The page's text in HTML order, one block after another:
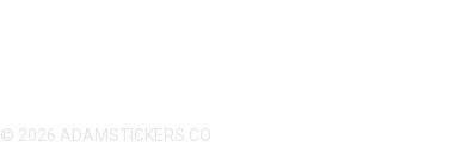
© 2026 ADAMSTICKERS.CO